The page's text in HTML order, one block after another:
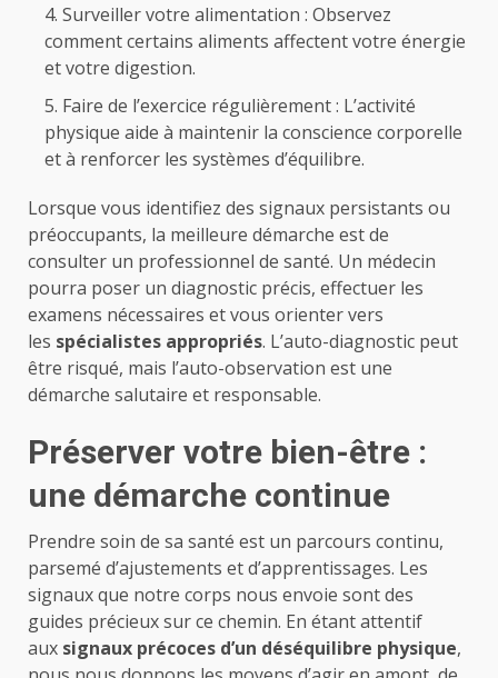
Surveiller votre alimentation : Observez
comment certains aliments affectent votre énergie
et votre digestion.
Faire de l’exercice régulièrement : L’activité
physique aide à maintenir la conscience corporelle
et à renforcer les systèmes d’équilibre.
Lorsque vous identifiez des signaux persistants ou
préoccupants, la meilleure démarche est de
consulter un professionnel de santé. Un médecin
pourra poser un diagnostic précis, effectuer les
examens nécessaires et vous orienter vers
les spécialistes appropriés. L’auto-diagnostic peut
être risqué, mais l’auto-observation est une
démarche salutaire et responsable.
Préserver votre bien-être :
une démarche continue
Prendre soin de sa santé est un parcours continu,
parsemé d’ajustements et d’apprentissages. Les
signaux que notre corps nous envoie sont des
guides précieux sur ce chemin. En étant attentif
aux signaux précoces d’un déséquilibre physique,